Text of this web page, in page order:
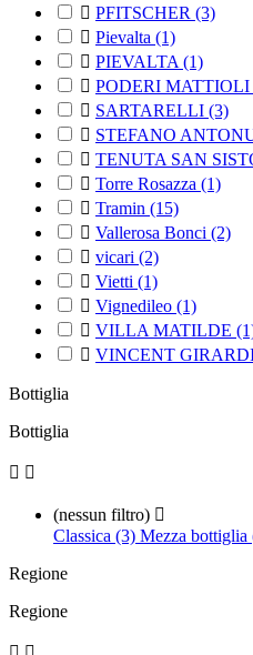
 PFITSCHER (3)
 Pievalta (1)
 PIEVALTA (1)
 PODERI MATTIOLI
 SARTARELLI (3)
 STEFANO
 TENUTA SAN
 Torre Rosazza (1)
 Tramin (15)
 Vallerosa Bonci (2)
 vicari (2)
 Vietti (1)
 Vignedileo (1)
 VILLA MATILDE
 VINCENT
Bottiglia
Bottiglia
 
(nessun filtro) 
Classica (3) Mezza bottiglia
Regione
Regione